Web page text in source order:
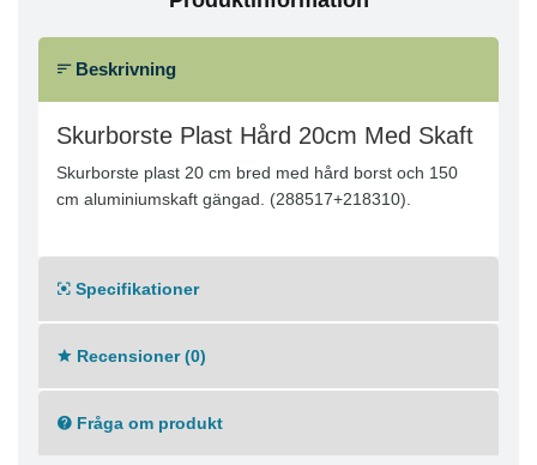
Beskrivning
Skurborste Plast Hård 20cm Med Skaft
Skurborste plast 20 cm bred med hård borst och 150
cm aluminiumskaft gängad. (288517+218310).
Specifikationer
Recensioner (0)
Fråga om produkt